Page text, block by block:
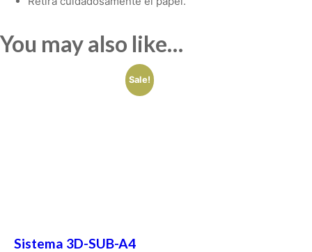
You may also like…
Sale!
Sistema 3D-SUB-A4